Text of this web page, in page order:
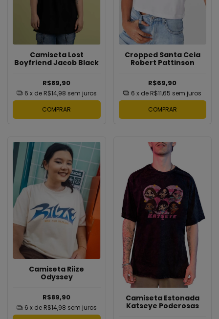
Camiseta Lost
Boyfriend Jacob Black
R$89,90
6 x de R$14,98 sem juros
COMPRAR
Cropped Santa Ceia
Robert Pattinson
R$69,90
6 x de R$11,65 sem juros
COMPRAR
Camiseta Riize
Odyssey
R$89,90
6 x de R$14,98 sem juros
Camiseta Estonada
Katseye Poderosas